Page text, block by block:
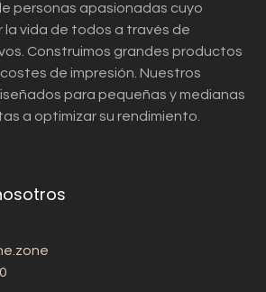
personas apasionadas cuyo
la vida de todos a través de
Construimos grandes productos
de impresión. Nuestros
para pequeñas y medianas
a optimizar su rendimiento.